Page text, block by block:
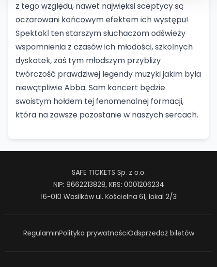
z tego względu, nawet najwięksi sceptycy są
oczarowani końcowym efektem ich występu!
Spektakl ten starszym słuchaczom odświeży
wspomnienia z czasów ich młodości, szkolnych
dyskotek, zaś tym młodszym przybliży
twórczość prawdziwej legendy muzyki jakim była
niewątpliwie Abba. Sam koncert będzie
swoistym hołdem tej fenomenalnej formacji,
która na zawsze pozostanie w naszych sercach.
SAFE TICKETS Sp. z o.o.
NIP: 9662213828, KRS: 0001206234
16-010 Wasilków ul. Kościelna 61, lokal 2/3
RegulaminPolityka prywatnościOdsprzedaż biletów